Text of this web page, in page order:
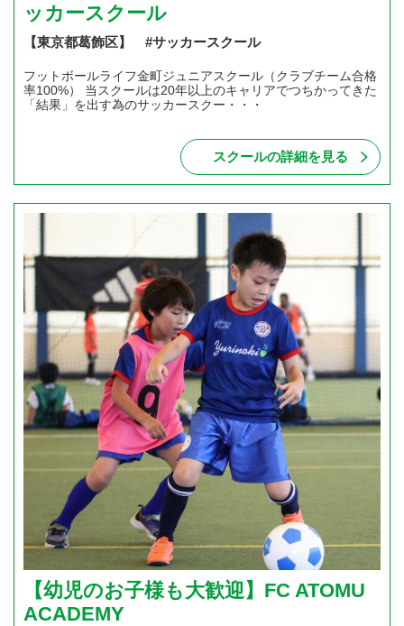
ッカースクール
【東京都葛飾区】 #サッカースクール
フットボールライフ金町ジュニアスクール（クラブチーム合格
率100%） 当スクールは20年以上のキャリアでつちかってきた
「結果」を出す為のサッカースクー・・・
スクールの詳細を見る
【幼児のお子様も大歓迎】FC ATOMU
ACADEMY